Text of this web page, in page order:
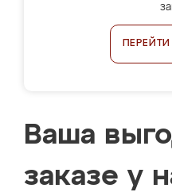
Ваша
заказе у